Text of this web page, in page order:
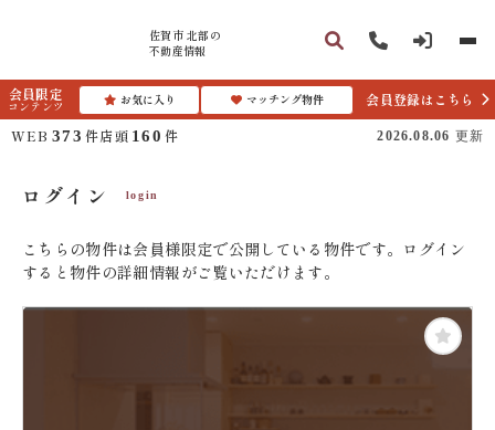
佐賀市 北部の
不動産情報
会員限定
コンテンツ お気に入り マッチング物件
会員登録はこちら
WEB 373 件店頭 160 件 2026.08.06 更新
ログイン login
こちらの物件は会員様限定で公開している物件です。ログイン
すると物件の詳細情報がご覧いただけます。